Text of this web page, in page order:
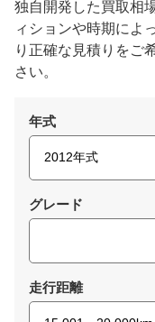
独自開発した買取相
ィションや時期によ
り正確な見積りをご
さい。
年式
グレード
走行距離